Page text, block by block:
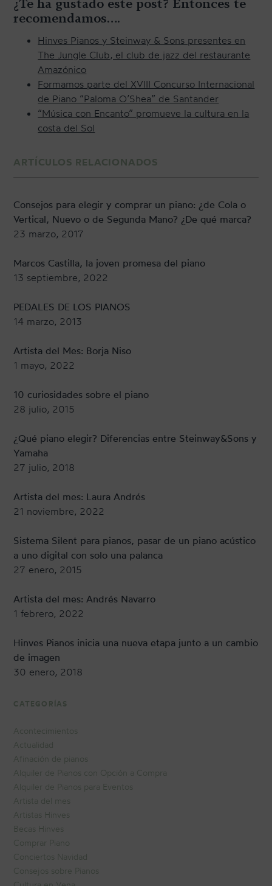
¿Te ha gustado este post? Entonces te
recomendamos….
Hinves Pianos y Steinway & Sons presentes en
The Jungle Club, el club de jazz del restaurante
Amazónico
Formamos parte del XVIII Concurso Internacional
de Piano “Paloma O’Shea” de Santander
“Música con Encanto” promueve la cultura en la
costa del Sol
ARTÍCULOS RELACIONADOS
Consejos para elegir y comprar un piano: ¿de Cola o
Vertical, Nuevo o de Segunda Mano? ¿De qué marca?
23 marzo, 2017
Marcos Castilla, la joven promesa del piano
13 septiembre, 2022
PEDALES DE LOS PIANOS
14 marzo, 2013
Artista del Mes: Borja Niso
1 mayo, 2022
10 curiosidades sobre el piano
28 julio, 2015
¿Qué piano elegir? Diferencias entre Steinway&Sons y
Yamaha
27 julio, 2018
Artista del mes: Laura Andrés
21 noviembre, 2022
Sistema Silent para pianos, pasar de un piano acústico
a uno digital con solo una palanca
27 enero, 2015
Artista del mes: Andrés Navarro
1 febrero, 2022
Hinves Pianos inicia una nueva etapa junto a un cambio
de imagen
30 enero, 2018
CATEGORÍAS
Acontecimientos
Actualidad
Afinación de pianos
Alquiler de Pianos con Opción a Compra
Alquiler de Pianos para Eventos
Artista del mes
Artistas Hinves
Becas Hinves
Comprar Piano
Conciertos Navidad
Consejos sobre Pianos